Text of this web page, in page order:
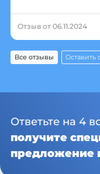
Отзыв от 06.11.2024
Все отзывы Оставить
Ответьте на 4
получите
предложение